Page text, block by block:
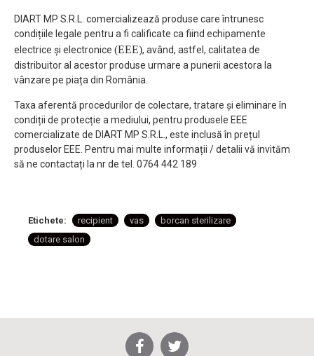
DIART MP S.R.L. comercializează produse care întrunesc
condițiile legale pentru a fi calificate ca fiind echipamente
electrice și electronice (EEE), având, astfel, calitatea de
distribuitor al acestor produse urmare a punerii acestora la
vânzare pe piața din România.
Taxa aferentă procedurilor de colectare, tratare și eliminare în
condiții de protecție a mediului, pentru produsele EEE
comercializate de DIART MP S.R.L., este inclusă în prețul
produselor EEE. Pentru mai multe informații / detalii vă invităm
să ne contactați la nr de tel. 0764 442 189
Etichete: recipient vas
borcan sterilizare
dotare salon